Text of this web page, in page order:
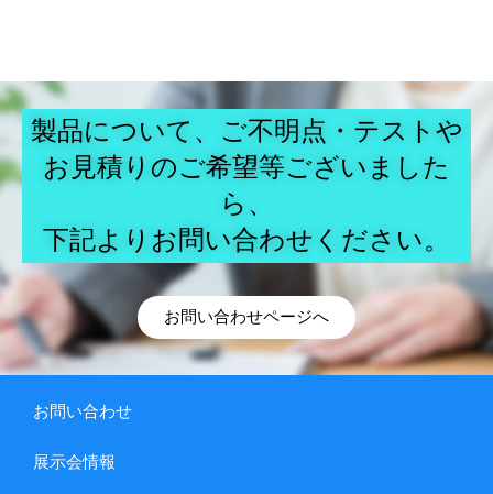
製品について、ご不明点・テストや
お見積りのご希望等ございました
ら、
下記よりお問い合わせください。
お問い合わせページへ
お問い合わせ
展示会情報